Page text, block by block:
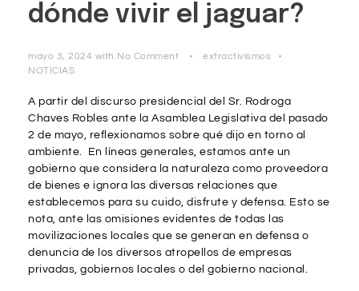
dónde vivir el jaguar?
mayo 3, 2024 with No Comment
extractivismos
NOTICIAS
A partir del discurso presidencial del Sr. Rodroga
Chaves Robles ante la Asamblea Legislativa del pasado
2 de mayo, reflexionamos sobre qué dijo en torno al
ambiente. En líneas generales, estamos ante un
gobierno que considera la naturaleza como proveedora
de bienes e ignora las diversas relaciones que
establecemos para su cuido, disfrute y defensa. Esto se
nota, ante las omisiones evidentes de todas las
movilizaciones locales que se generan en defensa o
denuncia de los diversos atropellos de empresas
privadas, gobiernos locales o del gobierno nacional.